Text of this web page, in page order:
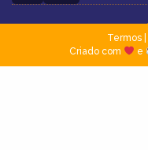
Termos|
Criado com
e